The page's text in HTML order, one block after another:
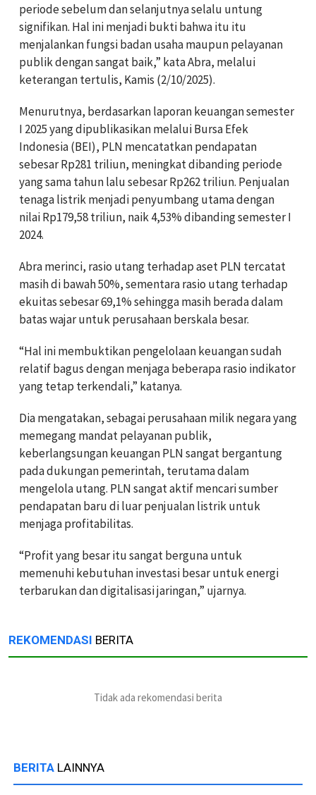
periode sebelum dan selanjutnya selalu untung
signifikan. Hal ini menjadi bukti bahwa itu itu
menjalankan fungsi badan usaha maupun pelayanan
publik dengan sangat baik,” kata Abra, melalui
keterangan tertulis, Kamis (2/10/2025).
Menurutnya, berdasarkan laporan keuangan semester
I 2025 yang dipublikasikan melalui Bursa Efek
Indonesia (BEI), PLN mencatatkan pendapatan
sebesar Rp281 triliun, meningkat dibanding periode
yang sama tahun lalu sebesar Rp262 triliun. Penjualan
tenaga listrik menjadi penyumbang utama dengan
nilai Rp179,58 triliun, naik 4,53% dibanding semester I
2024.
Abra merinci, rasio utang terhadap aset PLN tercatat
masih di bawah 50%, sementara rasio utang terhadap
ekuitas sebesar 69,1% sehingga masih berada dalam
batas wajar untuk perusahaan berskala besar.
“Hal ini membuktikan pengelolaan keuangan sudah
relatif bagus dengan menjaga beberapa rasio indikator
yang tetap terkendali,” katanya.
Dia mengatakan, sebagai perusahaan milik negara yang
memegang mandat pelayanan publik,
keberlangsungan keuangan PLN sangat bergantung
pada dukungan pemerintah, terutama dalam
mengelola utang. PLN sangat aktif mencari sumber
pendapatan baru di luar penjualan listrik untuk
menjaga profitabilitas.
“Profit yang besar itu sangat berguna untuk
memenuhi kebutuhan investasi besar untuk energi
terbarukan dan digitalisasi jaringan,” ujarnya.
REKOMENDASI BERITA
Tidak ada rekomendasi berita
BERITA LAINNYA